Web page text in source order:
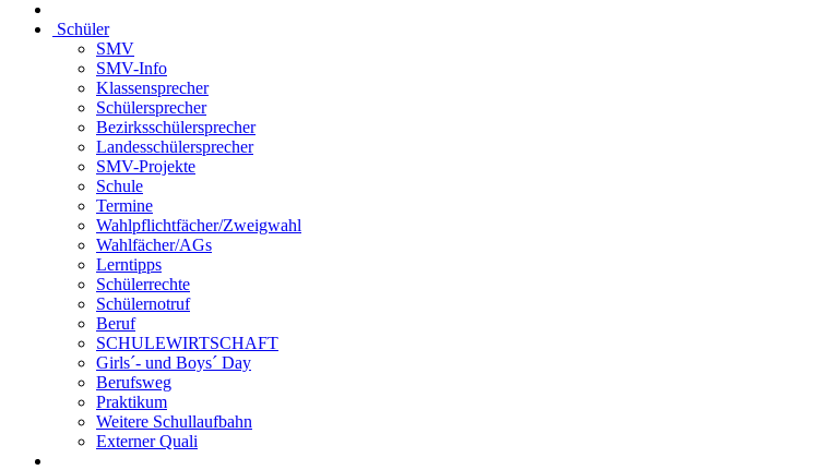
Schüler
SMV
SMV-Info
Klassensprecher
Schülersprecher
Bezirksschülersprecher
Landesschülersprecher
SMV-Projekte
Schule
Termine
Wahlpflichtfächer/Zweigwahl
Wahlfächer/AGs
Lerntipps
Schülerrechte
Schülernotruf
Beruf
SCHULEWIRTSCHAFT
Girls´- und Boys´ Day
Berufsweg
Praktikum
Weitere Schullaufbahn
Externer Quali